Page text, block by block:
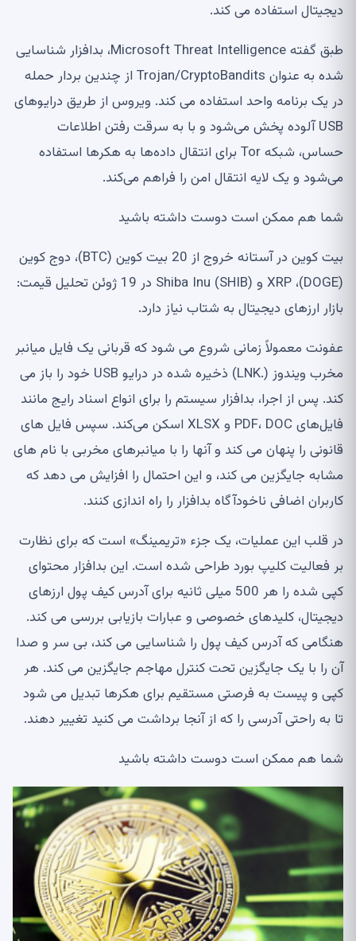
دیجیتال استفاده می کند.
طبق گفته Microsoft Threat Intelligence، بدافزار شناسایی
شده به عنوان Trojan/CryptoBandits از چندین بردار حمله
در یک برنامه واحد استفاده می کند. ویروس از طریق درایوهای
USB آلوده پخش می‌شود و با به سرقت رفتن اطلاعات
حساس، شبکه Tor برای انتقال داده‌ها به هکرها استفاده
می‌شود و یک لایه انتقال امن را فراهم می‌کند.
شما هم ممکن است دوست داشته باشید
بیت کوین در آستانه خروج از 20 بیت کوین (BTC)، دوج کوین
(DOGE)، XRP و Shiba Inu (SHIB) در 19 ژوئن تحلیل قیمت:
بازار ارزهای دیجیتال به شتاب نیاز دارد.
عفونت معمولاً زمانی شروع می شود که قربانی یک فایل میانبر
مخرب ویندوز (.LNK) ذخیره شده در درایو USB خود را باز می
کند. پس از اجرا، بدافزار سیستم را برای انواع اسناد رایج مانند
فایل‌های PDF، DOC و XLSX اسکن می‌کند. سپس فایل های
قانونی را پنهان می کند و آنها را با میانبرهای مخربی با نام های
مشابه جایگزین می کند، و این احتمال را افزایش می دهد که
کاربران اضافی ناخودآگاه بدافزار را راه اندازی کنند.
در قلب این عملیات، یک جزء «تریمینگ» است که برای نظارت
بر فعالیت کلیپ بورد طراحی شده است. این بدافزار محتوای
کپی شده را هر 500 میلی ثانیه برای آدرس کیف پول ارزهای
دیجیتال، کلیدهای خصوصی و عبارات بازیابی بررسی می کند.
هنگامی که آدرس کیف پول را شناسایی می کند، بی سر و صدا
آن را با یک جایگزین تحت کنترل مهاجم جایگزین می کند. هر
کپی و پیست به فرصتی مستقیم برای هکرها تبدیل می شود
تا به راحتی آدرسی را که از آنجا برداشت می کنید تغییر دهند.
شما هم ممکن است دوست داشته باشید